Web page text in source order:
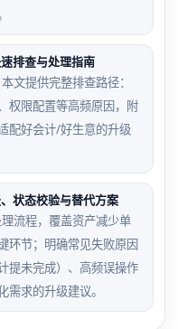
排查与处理指南
文提供完整排查路径：
权限配置等高频原因，附
配好会计/好生意的升级
状态校验与替代方案
流程，覆盖资产减少单
环节；明确常见失败原因
提未完成）、高频误操作
求的升级建议。